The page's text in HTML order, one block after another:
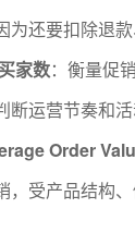
为还要扣除退款
家数：衡量促
断运营节奏和活
Order
，受产品结构